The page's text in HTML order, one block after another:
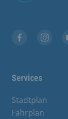
Services
Stadtplan
Fahrplan